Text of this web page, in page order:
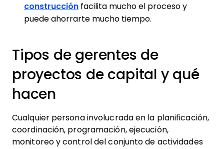
construcción facilita mucho el proceso y
puede ahorrarte mucho tiempo.
Tipos de gerentes de
proyectos de capital y qué
hacen
Cualquier persona involucrada en la planificación,
coordinación, programación, ejecución,
monitoreo y control del conjunto de actividades